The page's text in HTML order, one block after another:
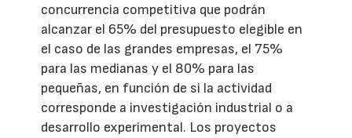
concurrencia competitiva que podrán
alcanzar el 65% del presupuesto elegible en
el caso de las grandes empresas, el 75%
para las medianas y el 80% para las
pequeñas, en función de si la actividad
corresponde a investigación industrial o a
desarrollo experimental. Los proyectos